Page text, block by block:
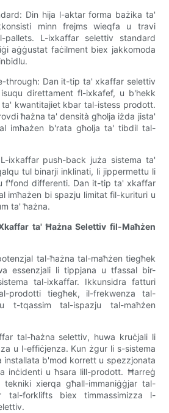
Din hija l-aktar forma bażika ta'
minn frejms wieqfa u travi
pallets. L-ixkaffar selettiv standard
aġġustat faċilment biex jakkomoda
through: Dan it-tip ta' xkaffar selettiv
direttament fl-ixkafef, u b'hekk
kwantitajiet kbar tal-istess prodott.
ħażna ta' densità għolja iżda jista'
imħażen b'rata għolja ta' tibdil tal-
ixkaffar push-back juża sistema ta'
tul binarji inklinati, li jippermettu li
f'fond differenti. Dan it-tip ta' xkaffar
imħażen bi spazju limitat fil-kurituri u
ta' ħażna.
ta' Ħażna Selettiv fil-Maħżen
tal-ħażna tal-maħżen tiegħek
essenzjali li tippjana u tfassal bir-
tal-ixkaffar. Ikkunsidra fatturi
prodotti tiegħek, il-frekwenza tal-
t-tqassim tal-ispazju tal-maħżen
tal-ħażna selettiv, huwa kruċjali li
u l-effiċjenza. Kun żgur li s-sistema
b'mod korrett u spezzjonata
inċidenti u ħsara lill-prodott. Ħarreġ
xierqa għall-immaniġġjar tal-
forklifts biex timmassimizza l-